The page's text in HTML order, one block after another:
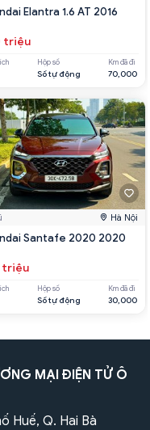
Elantra 1.6 AT 2016
triệu
Hộp số
Số tự động
Km đã đi
70,000
Hà Nội
Huyndai Santafe 2020 2020
triệu
Hộp số
Số tự động
Km đã đi
30,000
MẠI ĐIỆN TỬ Ô
Huế, Q. Hai Bà